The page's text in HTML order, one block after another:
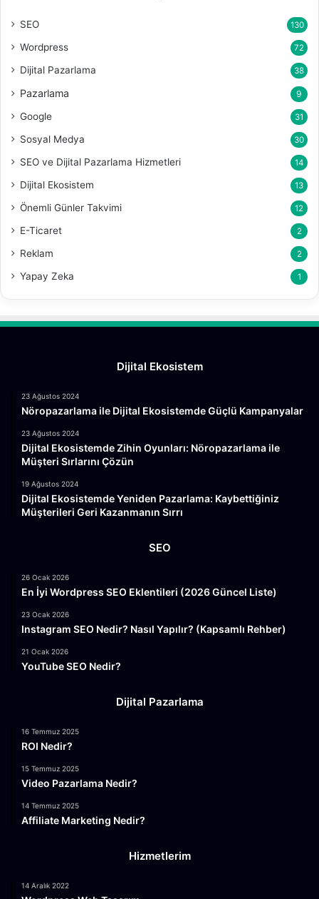
SEO 130
Wordpress 72
Dijital Pazarlama 38
Pazarlama 9
Google 31
Sosyal Medya 30
SEO ve Dijital Pazarlama Hizmetleri 14
Dijital Ekosistem 13
Önemli Günler Takvimi 12
E-Ticaret 2
Reklam 2
Yapay Zeka 1
Dijital Ekosistem
23 Ağustos 2024
Nöropazarlama ile Dijital Ekosistemde Güçlü Kampanyalar
23 Ağustos 2024
Dijital Ekosistemde Zihin Oyunları: Nöropazarlama ile
Müşteri Sırlarını Çözün
19 Ağustos 2024
Dijital Ekosistemde Yeniden Pazarlama: Kaybettiğiniz
Müşterileri Geri Kazanmanın Sırrı
SEO
26 Ocak 2026
En İyi Wordpress SEO Eklentileri (2026 Güncel Liste)
23 Ocak 2026
Instagram SEO Nedir? Nasıl Yapılır? (Kapsamlı Rehber)
21 Ocak 2026
YouTube SEO Nedir?
Dijital Pazarlama
16 Temmuz 2025
ROI Nedir?
15 Temmuz 2025
Video Pazarlama Nedir?
14 Temmuz 2025
Affiliate Marketing Nedir?
Hizmetlerim
14 Aralık 2022